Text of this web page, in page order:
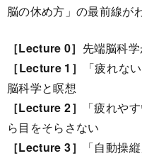
脳の休め方」の最前線が
［Lecture 0］ 先端脳科
［Lecture 1］
「疲れな
脳科学と瞑想
［Lecture 2］
「疲れや
ら目をそらさない
［Lecture 3］
「自動操